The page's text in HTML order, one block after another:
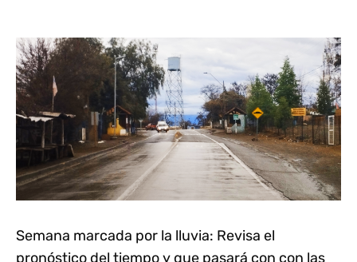
Semana marcada por la lluvia: Revisa el
pronóstico del tiempo y que pasará con con las